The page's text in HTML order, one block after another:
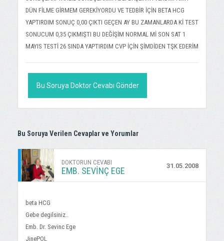
DÜN FİLME GİRMEM GEREKİYORDU VE TEDBİR İÇİN BETA HCG
YAPTIRDIM SONUÇ 0,00 ÇIKTI GEÇEN AY BU ZAMANLARDA Kİ TEST
SONUCUM 0,35 ÇIKMIŞTI BU DEĞİŞİM NORMAL Mİ SON SAT 1
MAYIS TESTİ 26 SINDA YAPTIRDIM CVP İÇİN ŞİMDİDEN TŞK EDERİM
Bu Soruya Doktor Cevabı Gönder
Bu Soruya Verilen Cevaplar ve Yorumlar
DOKTORUN CEVABI
EMB. SEVINÇ EGE 31.05.2008
beta HCG
Gebe degilsiniz..
Emb. Dr. Sevinc Ege
JinePOL